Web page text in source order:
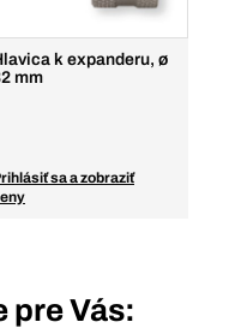
k expanderu, ø
mm
sa a zobraziť
pre Vás: